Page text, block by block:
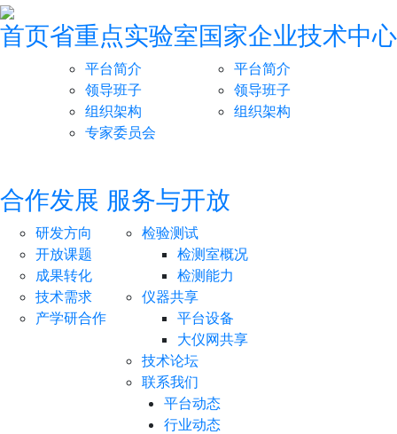
首页省重点实验室
平台简介
领导班子
组织架构
专家委员会
国家企业技术中心
平台简介
领导班子
组织架构
合作发展
研发方向
开放课题
成果转化
技术需求
产学研合作
服务与开放
检验测试
检测室概况
检测能力
仪器共享
平台设备
大仪网共享
技术论坛
联系我们
平台动态
行业动态